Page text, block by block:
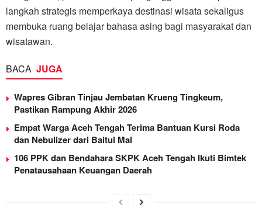
langkah strategis memperkaya destinasi wisata sekaligus
membuka ruang belajar bahasa asing bagi masyarakat dan
wisatawan.
BACA JUGA
Wapres Gibran Tinjau Jembatan Krueng Tingkeum,
Pastikan Rampung Akhir 2026
Empat Warga Aceh Tengah Terima Bantuan Kursi Roda
dan Nebulizer dari Baitul Mal
106 PPK dan Bendahara SKPK Aceh Tengah Ikuti Bimtek
Penatausahaan Keuangan Daerah